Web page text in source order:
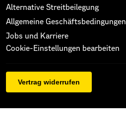
Alternative Streitbeilegung
Allgemeine Geschäftsbedingungen
Jobs und Karriere
Cookie-Einstellungen bearbeiten
Vertrag widerrufen